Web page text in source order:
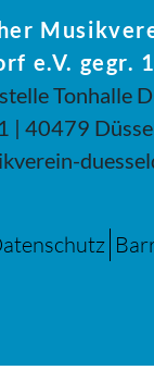
e.V. gegr.
Tonhalle
| 40479